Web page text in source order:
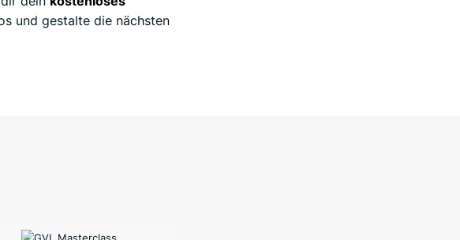
und gestalte die nächsten